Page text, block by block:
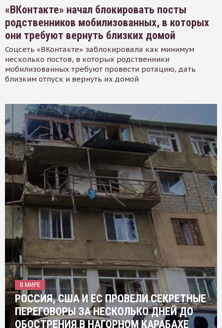
«ВКонтакте» начал блокировать посты
родственников мобилизованных, в которых
они требуют вернуть близких домой
Соцсеть «ВКонтакте» заблокировала как минимум
несколько постов, в которых родственники
мобилизованных требуют провести ротацию, дать
близким отпуск и вернуть их домой
В МИРЕ
РОССИЯ, США И ЕС ПРОВЕЛИ СЕКРЕТНЫЕ
ПЕРЕГОВОРЫ ЗА НЕСКОЛЬКО ДНЕЙ ДО
ОБОСТРЕНИЯ В НАГОРНОМ КАРАБАХЕ